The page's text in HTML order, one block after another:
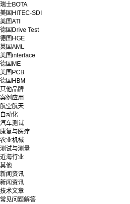
瑞士BOTA
美国HITEC-SDI
美国ATI
德国Drive Test
德国HGE
英国AML
美国interface
德国ME
美国PCB
德国HBM
其他品牌
案例应用
航空航天
自动化
汽车测试
康复与医疗
农业机械
测试与测量
近海行业
其他
新闻资讯
新闻资讯
技术文章
常见问题解答